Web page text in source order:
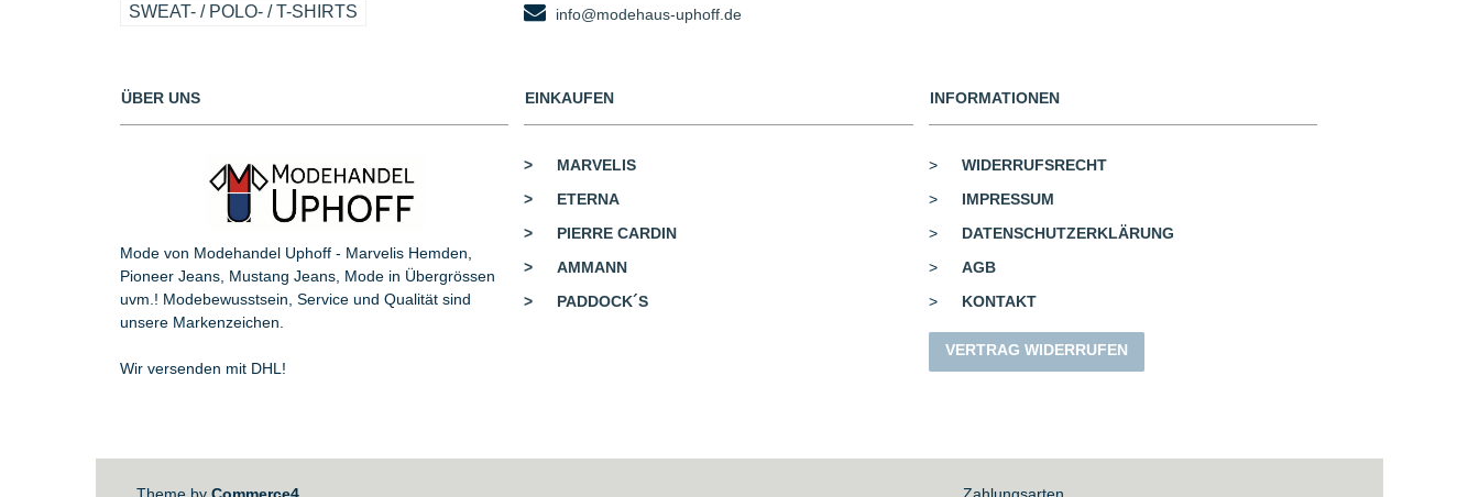
SWEAT- / POLO- / T-SHIRTS
info@modehaus-uphoff.de
ÜBER UNS
Mode von Modehandel Uphoff - Marvelis Hemden,
Pioneer Jeans, Mustang Jeans, Mode in Übergrössen
uvm.! Modebewusstsein, Service und Qualität sind
unsere Markenzeichen.
Wir versenden mit DHL!
EINKAUFEN
>
MARVELIS
>
ETERNA
>
PIERRE CARDIN
>
AMMANN
>
PADDOCK´S
INFORMATIONEN
>
WIDERRUFSRECHT
>
IMPRESSUM
>
DATENSCHUTZERKLÄRUNG
>
AGB
>
KONTAKT
VERTRAG WIDERRUFEN
Theme by Commerce4 Zahlungsarten